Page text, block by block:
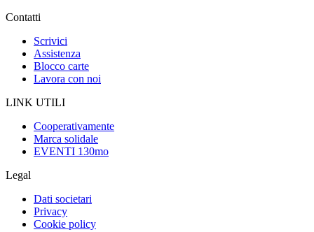
Contatti
Scrivici
Assistenza
Blocco carte
Lavora con noi
LINK UTILI
Cooperativamente
Marca solidale
EVENTI 130mo
Legal
Dati societari
Privacy
Cookie policy